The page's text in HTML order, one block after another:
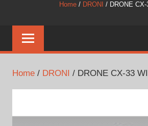
Home/ DRONI / DRONE CX-
Home / DRONI / DRONE CX-33